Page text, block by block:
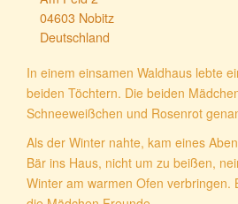
04603 Nobitz
Deutschland
In einem einsamen Waldhaus lebte
beiden Töchtern. Die beiden
Schneeweißchen und Rosenrot
Als der Winter nahte, kam eines
Bär ins Haus, nicht um zu beißen,
Winter am warmen Ofen verbringen.